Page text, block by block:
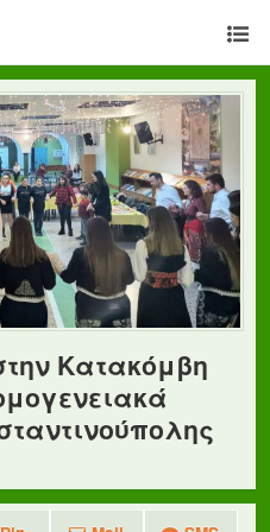
Κατακόμβη